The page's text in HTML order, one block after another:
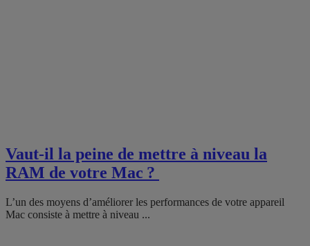
Vaut-il la peine de mettre à niveau la
RAM de votre Mac ?
L’un des moyens d’améliorer les performances de votre appareil
Mac consiste à mettre à niveau ...